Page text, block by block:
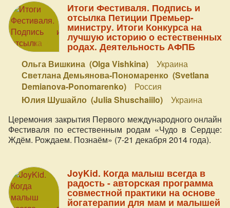
Итоги Фестиваля. Подпись и
отсылка Петиции Премьер-
министру. Итоги Конкурса на
лучшую историю о естественных
родах. Деятельность АФПБ
Ольга Вишкина (Olga Vishkina)
Украина
Светлана Демьянова-Пономаренко (Svetlana
Demianova-Ponomarenko)
Россия
Юлия Шушайло (Julia Shuschaiilo)
Украина
Церемония закрытия Первого международного онлайн
Фестиваля по естественным родам «Чудо в Сердце:
Ждём. Рождаем. Познаём» (7-21 декабря 2014 года).
JoyKid. Когда малыш всегда в
радость - авторская программа
совместной практики на основе
йогатерапии для мам и малышей